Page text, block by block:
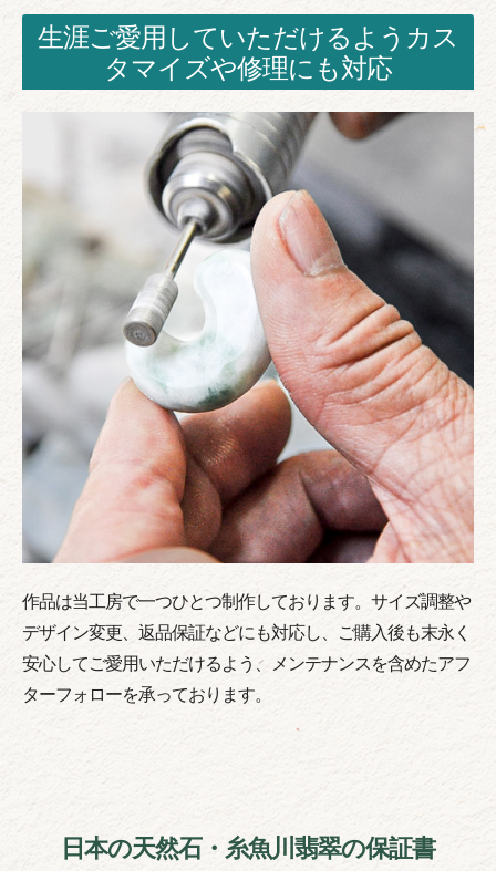
生涯ご愛用していただけるようカス
タマイズや修理にも対応
作品は当工房で一つひとつ制作しております。サイズ調整や
デザイン変更、返品保証などにも対応し、ご購入後も末永く
安心してご愛用いただけるよう、メンテナンスを含めたアフ
ターフォローを承っております。
日本の天然石・糸魚川翡翠の保証書